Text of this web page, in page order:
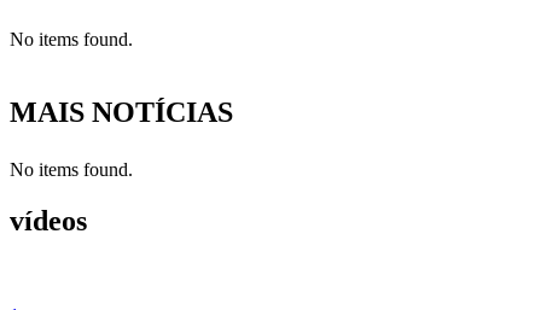
No items found.
MAIS NOTÍCIAS
No items found.
vídeos